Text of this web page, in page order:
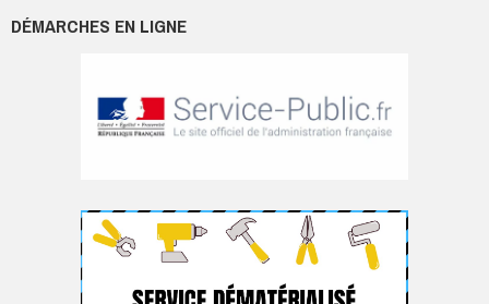
DÉMARCHES EN LIGNE